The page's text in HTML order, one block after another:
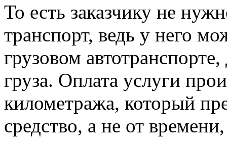
То есть заказчику не
транспорт, ведь у него
грузовом
груза. Оплата услуги
километража, который
средство, а не от